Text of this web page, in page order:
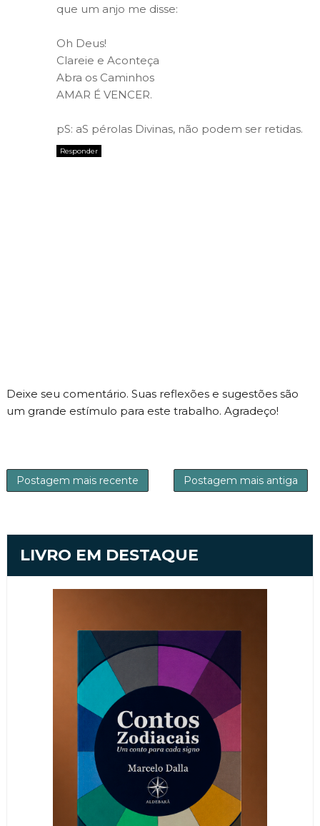
que um anjo me disse:
Oh Deus!
Clareie e Aconteça
Abra os Caminhos
AMAR É VENCER.
pS: aS pérolas Divinas, não podem ser retidas.
Responder
Deixe seu comentário. Suas reflexões e sugestões são
um grande estímulo para este trabalho. Agradeço!
Postagem mais recente Postagem mais antiga
LIVRO EM DESTAQUE